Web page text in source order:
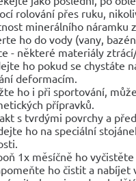
rolování přes ruku,
minerálního náramku
ho do vody (vany,
- některé materiály
ho pokud se chystáte
deformacím.
ho i při sportování,
přípravků.
s tvrdými povrchy a
ho na speciální
1x měsíčně ho
ho čistit a nabíjet